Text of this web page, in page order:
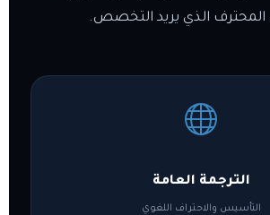
الذي يريد التخصص.
الترجمة العامة
التأسيس والاحتراف اللغوي